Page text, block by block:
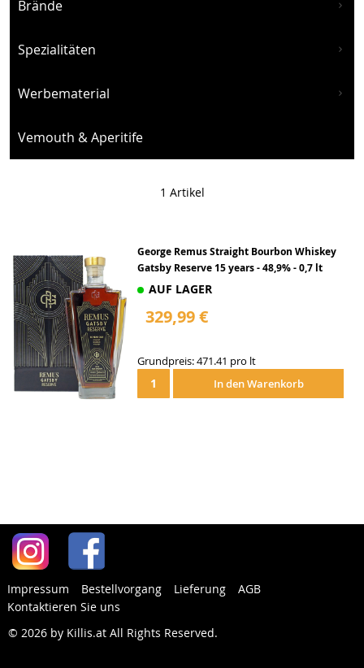
1 Artikel
George Remus Straight Bourbon Whiskey
Gatsby Reserve 15 years - 48,9% - 0,7 lt
AUF LAGER
329,99 €
Grundpreis: 471.41 pro lt
In den Warenkorb
Brände
Spezialitäten
Werbematerial
Vemouth & Aperitife
Impressum Bestellvorgang Lieferung
AGB
Kontaktieren Sie uns
© 2026 by Killis.at All Rights Reserved.